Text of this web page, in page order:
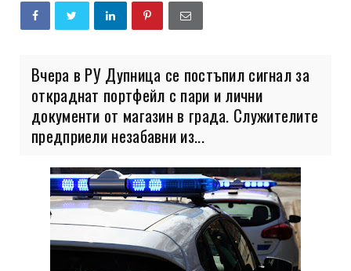
Вчера в РУ Дупница се постъпил сигнал за
откраднат портфейл с пари и лични
документи от магазин в града. Служителите
предприели незабавни из...